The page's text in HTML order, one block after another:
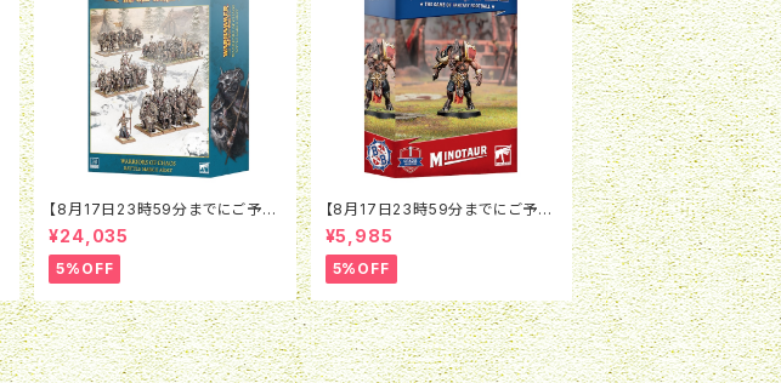
【8月17日23時59分までにご予約
で5％OFF】オールドワールド：ウォ
リアー・オヴ・ケイオス：バトルマー
チアーミー
¥24,035
5%OFF
【8月17日23時59分までにご予約
で5％OFF】ブラッドボウル：ミノタ
ウロス
¥5,985
5%OFF